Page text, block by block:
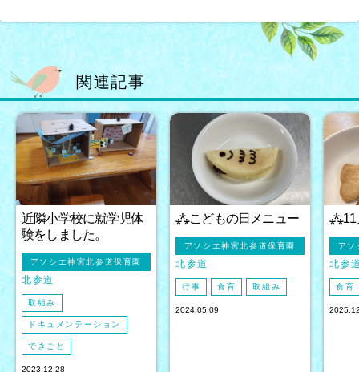
関連記事
近隣小学校に就学児体
験をしました。
アソシエ神宮北参道保育園
北参道
取組み
ドキュメンテーション
できごと
2023.12.28
⁂こどもの日メニュー
アソシエ神宮北参道保育園
北参道
行事 食育 取組み
2024.05.09
⁂11
アソ
北参
食育